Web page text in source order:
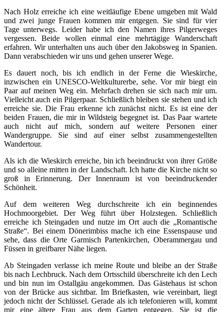
Nach Holz erreiche ich eine weitläufige Ebene umgeben mit Wald
und zwei junge Frauen kommen mir entgegen. Sie sind für vier
Tage unterwegs. Leider habe ich den Namen ihres Pilgerweges
vergessen. Beide wollen einmal eine mehrtägige Wanderschaft
erfahren. Wir unterhalten uns auch über den Jakobsweg in Spanien.
Dann verabschieden wir uns und gehen unserer Wege.
Es dauert noch, bis ich endlich in der Ferne die Wieskirche,
inzwischen ein UNESCO-Weltkulturerbe, sehe. Vor mir biegt ein
Paar auf meinen Weg ein. Mehrfach drehen sie sich nach mir um.
Vielleicht auch ein Pilgerpaar. Schließlich bleiben sie stehen und ich
erreiche sie. Die Frau erkenne ich zunächst nicht. Es ist eine der
beiden Frauen, die mir in Wildsteig begegnet ist. Das Paar wartete
auch nicht auf mich, sondern auf weitere Personen einer
Wandergruppe. Sie sind auf einer selbst zusammengestellten
Wandertour.
Als ich die Wieskirch erreiche, bin ich beeindruckt von ihrer Größe
und so alleine mitten in der Landschaft. Ich hatte die Kirche nicht so
groß in Erinnerung. Der Innenraum ist von beeindruckender
Schönheit.
Auf dem weiteren Weg durchschreite ich ein beginnendes
Hochmoorgebiet. Der Weg führt über Holzstegen. Schließlich
erreiche ich Steingaden und nutze im Ort auch die „Romantische
Straße“. Bei einem Dönerimbiss mache ich eine Essenspause und
sehe, dass die Orte Garmisch Partenkirchen, Oberammergau und
Füssen in greifbarer Nähe liegen.
Ab Steingaden verlasse ich meine Route und bleibe an der Straße
bis nach Lechbruck. Nach dem Ortsschild überschreite ich den Lech
und bin nun im Ostallgäu angekommen. Das Gästehaus ist schon
von der Brücke aus sichtbar. Im Briefkasten, wie vereinbart, liegt
jedoch nicht der Schlüssel. Gerade als ich telefonieren will, kommt
mir eine ältere Frau aus dem Garten entgegen. Sie ist die